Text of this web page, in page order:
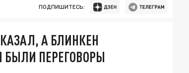
ПОДПИШИТЕСЬ:
А БЛИНКЕН
ПЕРЕГОВОРЫ